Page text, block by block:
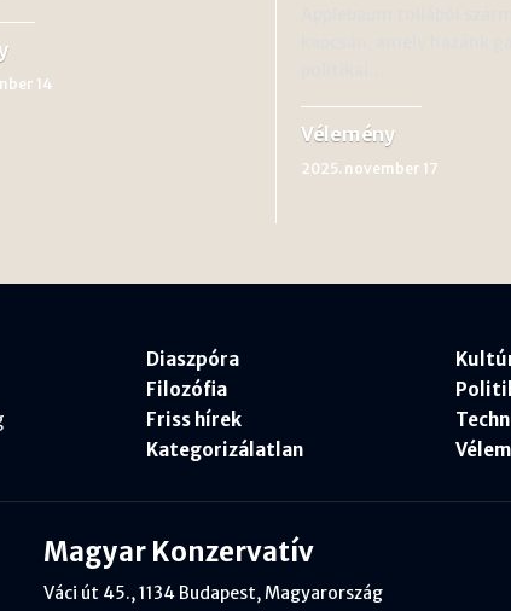
14
Vélemény
2025. november 17
Diaszpóra
Filozófia
Friss hírek
Kategorizálatlan
Magyar Konzervatív
Váci út 45., 1134 Budapest, Magyarország